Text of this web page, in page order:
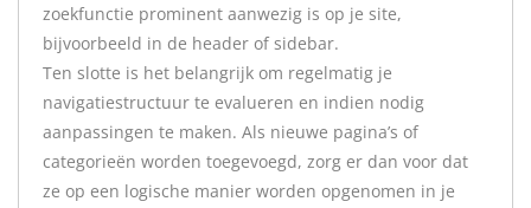
zoekfunctie prominent aanwezig is op je site,
bijvoorbeeld in de header of sidebar.
Ten slotte is het belangrijk om regelmatig je
navigatiestructuur te evalueren en indien nodig
aanpassingen te maken. Als nieuwe pagina’s of
categorieën worden toegevoegd, zorg er dan voor dat
ze op een logische manier worden opgenomen in je